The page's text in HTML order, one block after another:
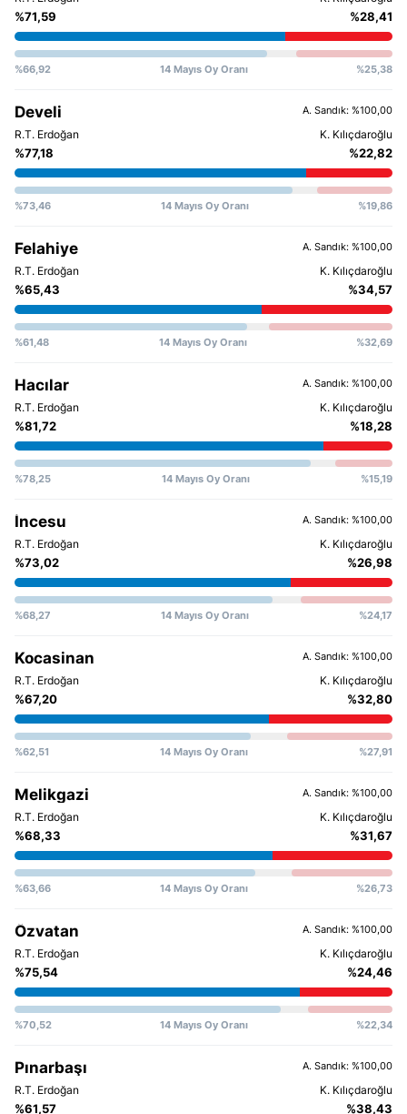
%71,59
%66,92 14 Mayıs Oy Oranı %25,38
%28,41
Develi
%77,18
%73,46 14 Mayıs Oy Oranı %19,86
%22,82
A. Sandık: %100,00
Felahiye
%65,43
%61,48 14 Mayıs Oy Oranı %32,69
%34,57
A. Sandık: %100,00
Hacılar
%81,72
%78,25 14 Mayıs Oy Oranı %15,19
%18,28
A. Sandık: %100,00
İncesu
%73,02
%68,27 14 Mayıs Oy Oranı %24,17
%26,98
A. Sandık: %100,00
Kocasinan
%67,20
%62,51 14 Mayıs Oy Oranı %27,91
%32,80
A. Sandık: %100,00
Melikgazi
%68,33
%63,66 14 Mayıs Oy Oranı %26,73
%31,67
A. Sandık: %100,00
Özvatan
%75,54
%70,52 14 Mayıs Oy Oranı %22,34
%24,46
A. Sandık: %100,00
Pınarbaşı
%61,57 %38,43
A. Sandık: %100,00